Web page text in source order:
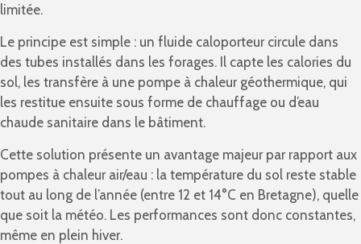
limitée.
Le principe est simple : un fluide caloporteur circule dans
des tubes installés dans les forages. Il capte les calories du
sol, les transfère à une pompe à chaleur géothermique, qui
les restitue ensuite sous forme de chauffage ou d’eau
chaude sanitaire dans le bâtiment.
Cette solution présente un avantage majeur par rapport aux
pompes à chaleur air/eau : la température du sol reste stable
tout au long de l’année (entre 12 et 14°C en Bretagne), quelle
que soit la météo. Les performances sont donc constantes,
même en plein hiver.